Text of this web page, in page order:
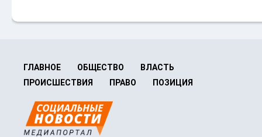
ГЛАВНОЕ ОБЩЕСТВО
ВЛАСТЬ
ПРОИСШЕСТВИЯ
ПРАВО ПОЗИЦИЯ